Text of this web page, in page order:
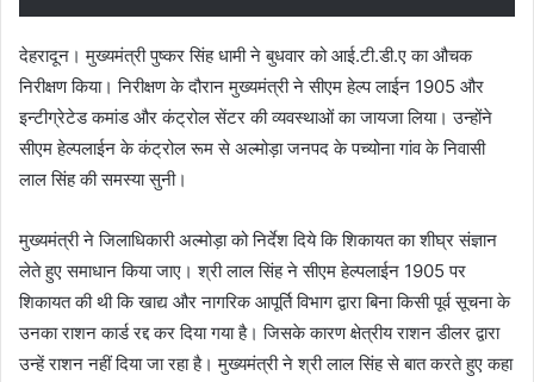
देहरादून। मुख्यमंत्री पुष्कर सिंह धामी ने बुधवार को आई.टी.डी.ए का औचक
निरीक्षण किया। निरीक्षण के दौरान मुख्यमंत्री ने सीएम हेल्प लाईन 1905 और
इन्टीग्रेटेड कमांड और कंट्रोल सेंटर की व्यवस्थाओं का जायजा लिया। उन्होंने
सीएम हेल्पलाईन के कंट्रोल रूम से अल्मोड़ा जनपद के पच्योना गांव के निवासी
लाल सिंह की समस्या सुनी।
मुख्यमंत्री ने जिलाधिकारी अल्मोड़ा को निर्देश दिये कि शिकायत का शीघ्र संज्ञान
लेते हुए समाधान किया जाए। श्री लाल सिंह ने सीएम हेल्पलाईन 1905 पर
शिकायत की थी कि खाद्य और नागरिक आपूर्ति विभाग द्वारा बिना किसी पूर्व सूचना के
उनका राशन कार्ड रद्द कर दिया गया है। जिसके कारण क्षेत्रीय राशन डीलर द्वारा
उन्हें राशन नहीं दिया जा रहा है। मुख्यमंत्री ने श्री लाल सिंह से बात करते हुए कहा